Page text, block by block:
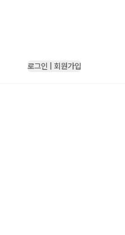
로그인 | 회원가입